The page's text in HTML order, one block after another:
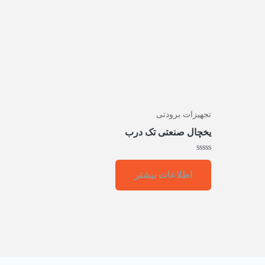
تجهیزات برودتی
یخچال صنعتی تک درب
امتیاز
اطلاعات بیشتر